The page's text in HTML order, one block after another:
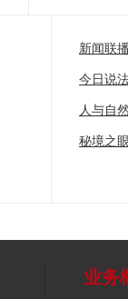
新闻联
今日说
人与自
秘境之
业务